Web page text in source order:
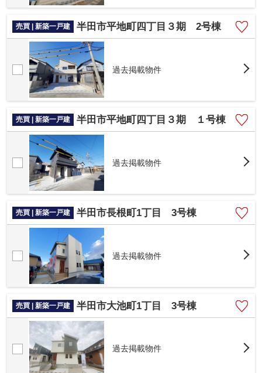
売買 | 新築一戸建 半田市平地町四丁目３期 2号棟
過去掲載物件
売買 | 新築一戸建 半田市平地町四丁目３期 １号棟
過去掲載物件
売買 | 新築一戸建 半田市長根町1丁目 3号棟
過去掲載物件
売買 | 新築一戸建 半田市大池町1丁目 3号棟
過去掲載物件